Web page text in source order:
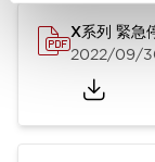
X系列 緊急
2022/09/